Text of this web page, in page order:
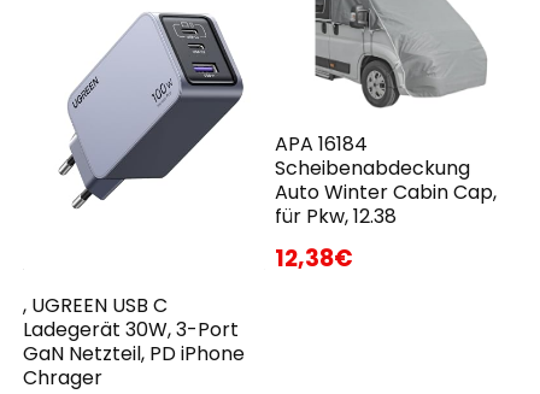
, UGREEN USB C
Ladegerät 30W, 3-Port
GaN Netzteil, PD iPhone
Chrager
APA 16184
Scheibenabdeckung
Auto Winter Cabin Cap,
für Pkw, 12.38
12,38€